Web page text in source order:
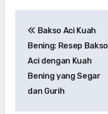
pos
Bakso Aci Kuah
Bening: Resep Bakso
Aci dengan Kuah
Bening yang Segar
dan Gurih